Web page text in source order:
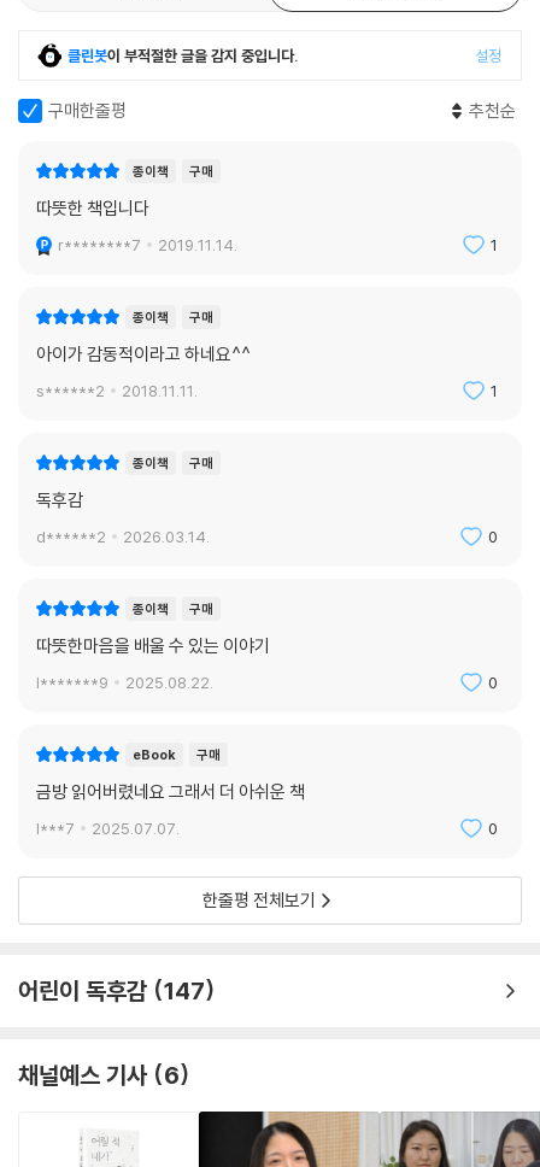
클린봇이 부적절한 글을 감지 중입니다. 설정
구매한줄평 추천순
종이책 구매
따뜻한 책입니다
r********7 2019.11.14. 1
종이책 구매
아이가 감동적이라고 하네요^^
s******2 2018.11.11. 1
종이책 구매
독후감
d******2 2026.03.14. 0
종이책 구매
따뜻한마음을 배울 수 있는 이야기
l*******9 2025.08.22. 0
eBook 구매
금방 읽어버렸네요 그래서 더 아쉬운 책
l***7 2025.07.07. 0
한줄평 전체보기
어린이 독후감 147
채널예스 기사 6